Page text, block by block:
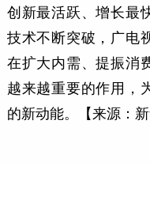
创新最活跃、增长最
技术不断突破，广电
在扩大内需、提振消
越来越重要的作用，
的新动能。【来源：新